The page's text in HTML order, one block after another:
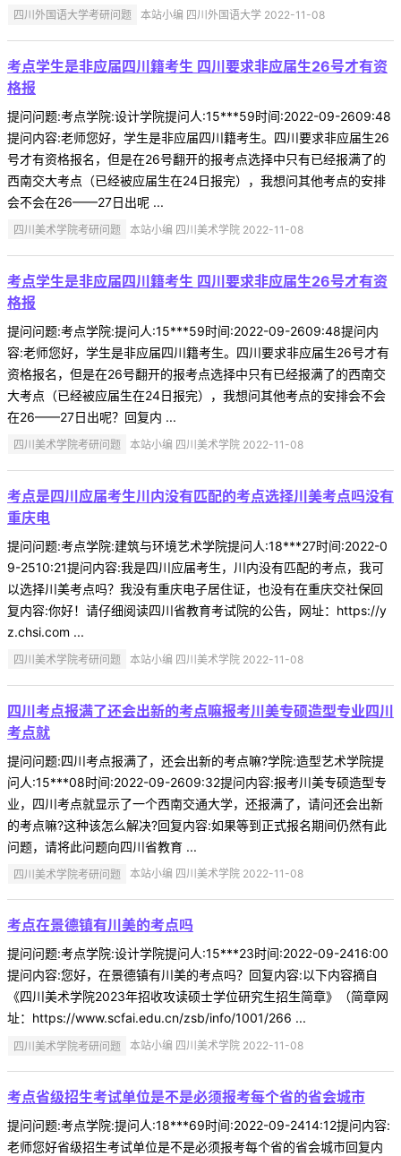
四川外国语大学考研问题 本站小编 四川外国语大学 2022-11-08
考点学生是非应届四川籍考生 四川要求非应届生26号才有资
格报
提问问题:考点学院:设计学院提问人:15***59时间:2022-09-2609:48
提问内容:老师您好，学生是非应届四川籍考生。四川要求非应届生26
号才有资格报名，但是在26号翻开的报考点选择中只有已经报满了的
西南交大考点（已经被应届生在24日报完），我想问其他考点的安排
会不会在26——27日出呢 ...
四川美术学院考研问题 本站小编 四川美术学院 2022-11-08
考点学生是非应届四川籍考生 四川要求非应届生26号才有资
格报
提问问题:考点学院:提问人:15***59时间:2022-09-2609:48提问内
容:老师您好，学生是非应届四川籍考生。四川要求非应届生26号才有
资格报名，但是在26号翻开的报考点选择中只有已经报满了的西南交
大考点（已经被应届生在24日报完），我想问其他考点的安排会不会
在26——27日出呢？回复内 ...
四川美术学院考研问题 本站小编 四川美术学院 2022-11-08
考点是四川应届考生川内没有匹配的考点选择川美考点吗没有
重庆电
提问问题:考点学院:建筑与环境艺术学院提问人:18***27时间:2022-0
9-2510:21提问内容:我是四川应届考生，川内没有匹配的考点，我可
以选择川美考点吗？我没有重庆电子居住证，也没有在重庆交社保回
复内容:你好！请仔细阅读四川省教育考试院的公告，网址：https://y
z.chsi.com ...
四川美术学院考研问题 本站小编 四川美术学院 2022-11-08
四川考点报满了还会出新的考点嘛报考川美专硕造型专业四川
考点就
提问问题:四川考点报满了，还会出新的考点嘛?学院:造型艺术学院提
问人:15***08时间:2022-09-2609:32提问内容:报考川美专硕造型专
业，四川考点就显示了一个西南交通大学，还报满了，请问还会出新
的考点嘛?这种该怎么解决?回复内容:如果等到正式报名期间仍然有此
问题，请将此问题向四川省教育 ...
四川美术学院考研问题 本站小编 四川美术学院 2022-11-08
考点在景德镇有川美的考点吗
提问问题:考点学院:设计学院提问人:15***23时间:2022-09-2416:00
提问内容:您好，在景德镇有川美的考点吗？回复内容:以下内容摘自
《四川美术学院2023年招收攻读硕士学位研究生招生简章》（简章网
址：https://www.scfai.edu.cn/zsb/info/1001/266 ...
四川美术学院考研问题 本站小编 四川美术学院 2022-11-08
考点省级招生考试单位是不是必须报考每个省的省会城市
提问问题:考点学院:提问人:18***69时间:2022-09-2414:12提问内容:
老师您好省级招生考试单位是不是必须报考每个省的省会城市回复内